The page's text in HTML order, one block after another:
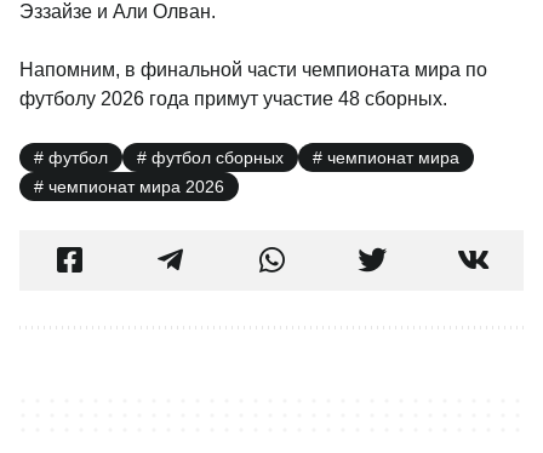
Эззайзе и Али Олван.
Напомним, в финальной части чемпионата мира по
футболу 2026 года примут участие 48 сборных.
футбол футбол сборных
чемпионат мира
чемпионат мира 2026